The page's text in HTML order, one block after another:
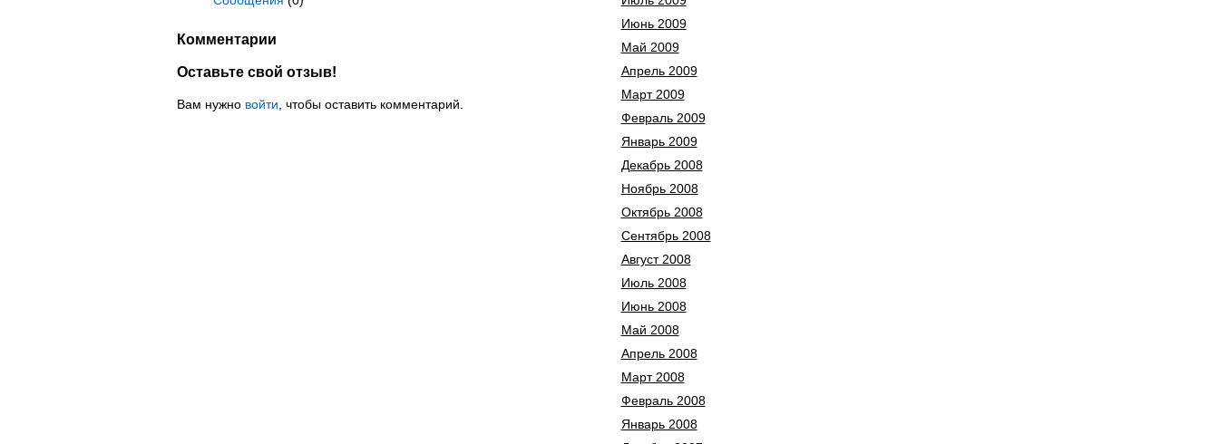
Комментарии
Оставьте свой отзыв!
Вам нужно войти , чтобы оставить комментарий.
Июнь 2009
Май 2009
Апрель 2009
Март 2009
Февраль 2009
Январь 2009
Декабрь 2008
Ноябрь 2008
Октябрь 2008
Сентябрь 2008
Август 2008
Июль 2008
Июнь 2008
Май 2008
Апрель 2008
Март 2008
Февраль 2008
Январь 2008